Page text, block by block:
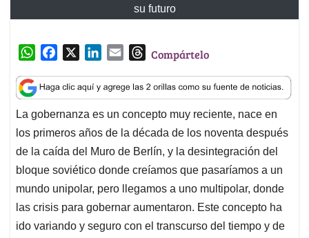
su futuro
W
a
t
s
A
p
p
c
e
b
o
o
k
n
k
e
d
I
n
a
i
l
T
r
e
a
d
s
Compártelo
La gobernanza es un concepto muy reciente, nace en
los primeros años de la década de los noventa después
de la caída del Muro de Berlín, y la desintegración del
bloque soviético donde creíamos que pasaríamos a un
mundo unipolar, pero llegamos a uno multipolar, donde
las crisis para gobernar aumentaron. Este concepto ha
ido variando y seguro con el transcurso del tiempo y de